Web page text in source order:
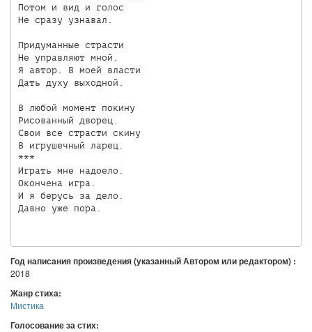
Потом и вид и голос
Не сразу узнавал.
Придуманные страсти
Не управляют мной.
Я автор. В моей власти
Дать духу выходной.
В любой момент покину
Рисованный дворец.
Свои все страсти скину
В игрушечный ларец.
***
Играть мне надоело.
Окончена игра.
И я берусь за дело.
Давно уже пора.
Год написания произведения (указанный Автором или редактором) :
2018
Жанр стиха:
Мистика
Голосование за стих: